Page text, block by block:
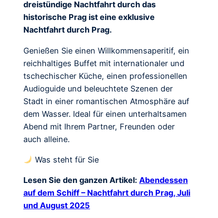
dreistündige Nachtfahrt durch das
historische Prag ist eine exklusive
Nachtfahrt durch Prag.
Genießen Sie einen Willkommensaperitif, ein
reichhaltiges Buffet mit internationaler und
tschechischer Küche, einen professionellen
Audioguide und beleuchtete Szenen der
Stadt in einer romantischen Atmosphäre auf
dem Wasser. Ideal für einen unterhaltsamen
Abend mit Ihrem Partner, Freunden oder
auch alleine.
Was steht für Sie
Lesen Sie den ganzen Artikel: Abendessen
auf dem Schiff – Nachtfahrt durch Prag, Juli
und August 2025